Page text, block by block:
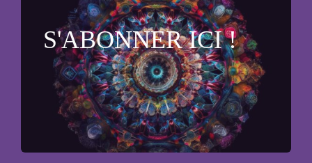
Formations
Astrologie
Ecriture automatique
S'ABONNER ICI !